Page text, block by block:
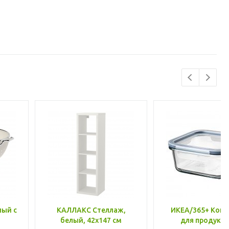
с
КАЛЛАКС Стеллаж,
белый, 42x147 см
ИКЕА/365+
для